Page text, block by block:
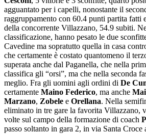
agguantato per i capelli, nonostante il
raggruppamento con 60.4 punti partita fatti
della concorrente Villazzano, 54.9 subiti.
classificazione, hanno pesato le due
Cavedine ma sopratutto quella in casa
che certamente è costato quantomeno il
superata anche dal Paganella, che nella
classifica gli “orsi”, ma che nella seconda
meglio. Fra gli uomini agli ordini di De
certamente Maino Federico, ma anche
Marzano, Zobele e Orellana. Nella
eliminato in tre gare la favorita Villazzano,
volte sul campo della formazione di coach
passo soltanto in gara 2, in via Santa Croce